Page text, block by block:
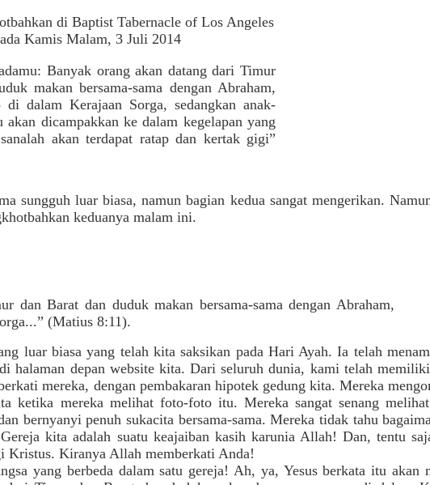
di Baptist Tabernacle of Los Angeles
Kamis Malam, 3 Juli 2014
Banyak orang akan datang dari Timur
makan bersama-sama dengan Abraham,
di dalam Kerajaan Sorga, sedangkan anak-
akan dicampakkan ke dalam kegelapan yang
akan terdapat ratap dan kertak gigi”
sungguh luar biasa, namun bagian kedua sangat mengerikan.
keduanya malam ini.
dan Barat dan duduk makan bersama-sama dengan Abraham,
(Matius 8:11).
luar biasa yang telah kita saksikan pada Hari Ayah. Ia telah
halaman depan website kita. Dari seluruh dunia, kami telah
mereka, dengan pembakaran hipotek gedung kita. Mereka
ketika mereka melihat foto-foto itu. Mereka sangat senang
bernyanyi penuh sukacita bersama-sama. Mereka tidak tahu
kita adalah suatu keajaiban kasih karunia Allah! Dan, tentu
Kristus. Kiranya Allah memberkati Anda!
yang berbeda dalam satu gereja! Ah, ya, Yesus berkata itu akan